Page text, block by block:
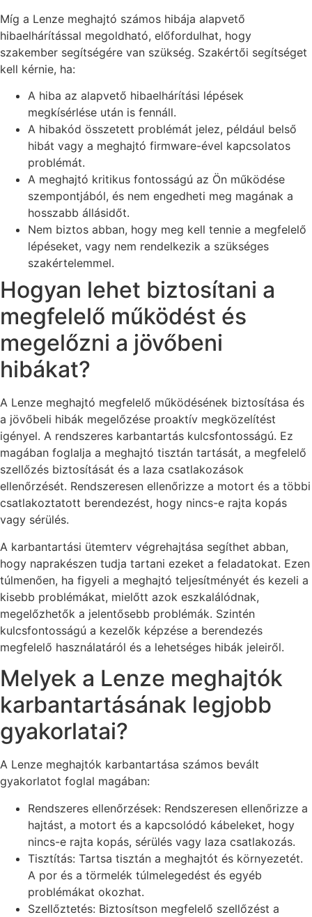
Míg a Lenze meghajtó számos hibája alapvető
hibaelhárítással megoldható, előfordulhat, hogy
szakember segítségére van szükség. Szakértői segítséget
kell kérnie, ha:
A hiba az alapvető hibaelhárítási lépések
megkísérlése után is fennáll.
A hibakód összetett problémát jelez, például belső
hibát vagy a meghajtó firmware-ével kapcsolatos
problémát.
A meghajtó kritikus fontosságú az Ön működése
szempontjából, és nem engedheti meg magának a
hosszabb állásidőt.
Nem biztos abban, hogy meg kell tennie a megfelelő
lépéseket, vagy nem rendelkezik a szükséges
szakértelemmel.
Hogyan lehet biztosítani a
megfelelő működést és
megelőzni a jövőbeni
hibákat?
A Lenze meghajtó megfelelő működésének biztosítása és
a jövőbeli hibák megelőzése proaktív megközelítést
igényel. A rendszeres karbantartás kulcsfontosságú. Ez
magában foglalja a meghajtó tisztán tartását, a megfelelő
szellőzés biztosítását és a laza csatlakozások
ellenőrzését. Rendszeresen ellenőrizze a motort és a többi
csatlakoztatott berendezést, hogy nincs-e rajta kopás
vagy sérülés.
A karbantartási ütemterv végrehajtása segíthet abban,
hogy naprakészen tudja tartani ezeket a feladatokat. Ezen
túlmenően, ha figyeli a meghajtó teljesítményét és kezeli a
kisebb problémákat, mielőtt azok eszkalálódnak,
megelőzhetők a jelentősebb problémák. Szintén
kulcsfontosságú a kezelők képzése a berendezés
megfelelő használatáról és a lehetséges hibák jeleiről.
Melyek a Lenze meghajtók
karbantartásának legjobb
gyakorlatai?
A Lenze meghajtók karbantartása számos bevált
gyakorlatot foglal magában:
Rendszeres ellenőrzések: Rendszeresen ellenőrizze a
hajtást, a motort és a kapcsolódó kábeleket, hogy
nincs-e rajta kopás, sérülés vagy laza csatlakozás.
Tisztítás: Tartsa tisztán a meghajtót és környezetét.
A por és a törmelék túlmelegedést és egyéb
problémákat okozhat.
Szellőztetés: Biztosítson megfelelő szellőzést a